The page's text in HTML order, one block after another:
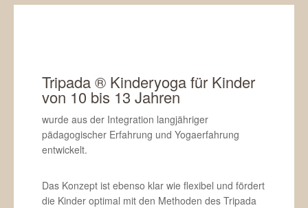
Tripada ® Kinderyoga für Kinder
von 10 bis 13 Jahren
wurde aus der Integration langjähriger
pädagogischer Erfahrung und Yogaerfahrung
entwickelt.
Das Konzept ist ebenso klar wie flexibel und fördert
die Kinder optimal mit den Methoden des Tripada